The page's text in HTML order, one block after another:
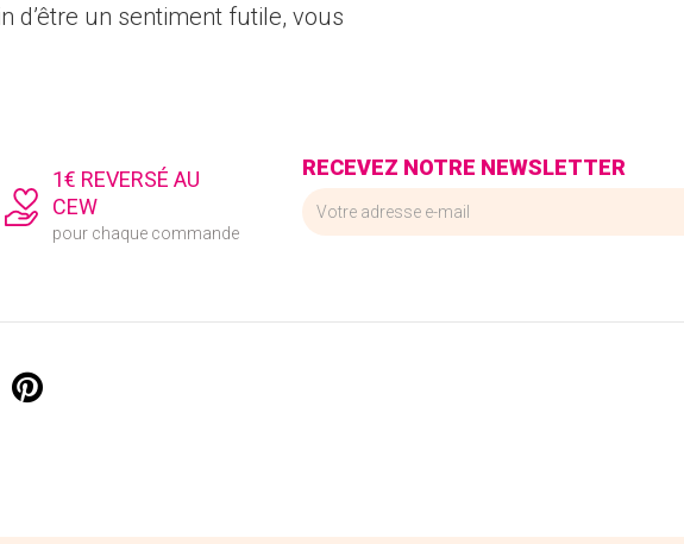
d’être un sentiment futile, vous
1€ REVERSÉ AU
CEW
pour chaque commande
RECEVEZ NOTRE NEWSLETTER